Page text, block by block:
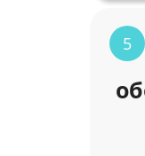
5